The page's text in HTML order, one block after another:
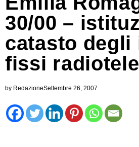
30/00 –
catasto degli
fissi
by RedazioneSettembre 26, 2007